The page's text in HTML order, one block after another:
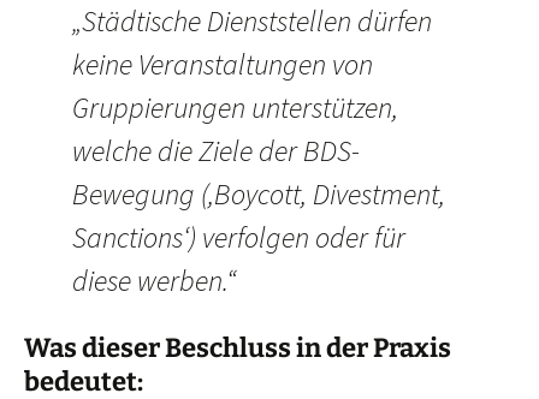
„Städtische Dienststellen dürfen
keine Veranstaltungen von
Gruppierungen unterstützen,
welche die Ziele der BDS-
Bewegung (,Boycott, Divestment,
Sanctions‘) verfolgen oder für
diese werben.“
Was dieser Beschluss in der Praxis
bedeutet: